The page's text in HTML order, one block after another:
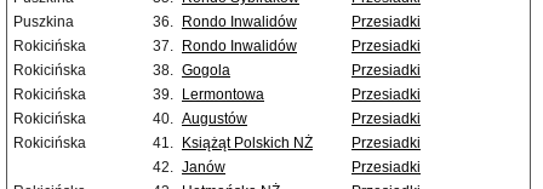
Puszkina
36. Rondo Inwalidów
Przesiadki
Rokicińska
37. Rondo Inwalidów
Przesiadki
Rokicińska
38. Gogola
Przesiadki
Rokicińska
39. Lermontowa
Przesiadki
Rokicińska
40. Augustów
Przesiadki
Rokicińska
41. Książąt Polskich NŻ
Przesiadki
42. Janów
Przesiadki